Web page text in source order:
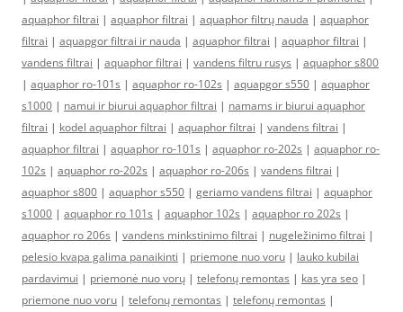
aquaphor filtrai | aquaphor filtrai | aquaphor filtrų nauda | aquaphor
filtrai | aquapgor filtrai ir nauda | aquaphor filtrai | aquaphor filtrai |
vandens filtrai | aquaphor filtrai | vandens filtru rusys | aquaphor s800
| aquaphor ro-101s | aquaphor ro-102s | aquapgor s550 | aquaphor
s1000 | namui ir biurui aquaphor filtrai | namams ir biurui aquaphor
filtrai | kodel aquaphor filtrai | aquaphor filtrai | vandens filtrai |
aquaphor filtrai | aquaphor ro-101s | aquaphor ro-202s | aquaphor ro-
102s | aquaphor ro-202s | aquaphor ro-206s | vandens filtrai |
aquaphor s800 | aquaphor s550 | geriamo vandens filtrai | aquaphor
s1000 | aquaphor ro 101s | aquaphor 102s | aquaphor ro 202s |
aquaphor ro 206s | vandens minkstinimo filtrai | nugeležinimo filtrai |
pelesio kvapa galima panaikinti | priemone nuo voru | lauko kubilai
pardavimui | priemonė nuo vorų | telefonų remontas | kas yra seo |
priemone nuo voru | telefonų remontas | telefonų remontas |